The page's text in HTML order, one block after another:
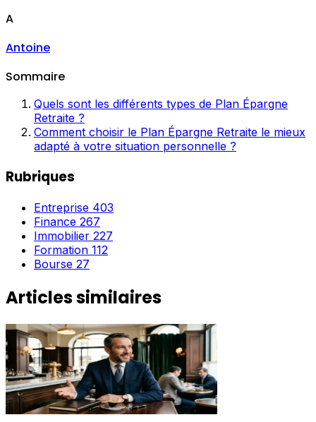
A
Antoine
Sommaire
Quels sont les différents types de Plan Épargne
Retraite ?
Comment choisir le Plan Épargne Retraite le mieux
adapté à votre situation personnelle ?
Rubriques
Entreprise 403
Finance 267
Immobilier 227
Formation 112
Bourse 27
Articles similaires